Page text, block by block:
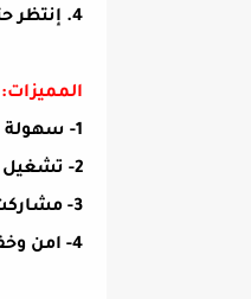
4. إنتظر حتى يتم التحميل
المميزات:
1- سهولة الإستخدام
2- تشغيل الفيديوهات التي قمت بحفظها
3- مشاركت الفيديوهات من خلال العديد من التطبيقات
4- امن وخفيف